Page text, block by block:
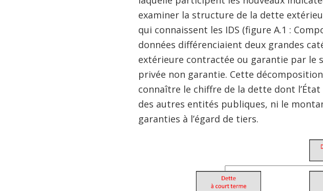
examiner la structure de la dette
qui connaissent les IDS (figure A.1 :
données différenciaient deux grandes
extérieure contractée ou garantie par le
privée non garantie. Cette
connaître le chiffre de la dette dont
des autres entités publiques, ni le
garanties à l’égard de tiers.